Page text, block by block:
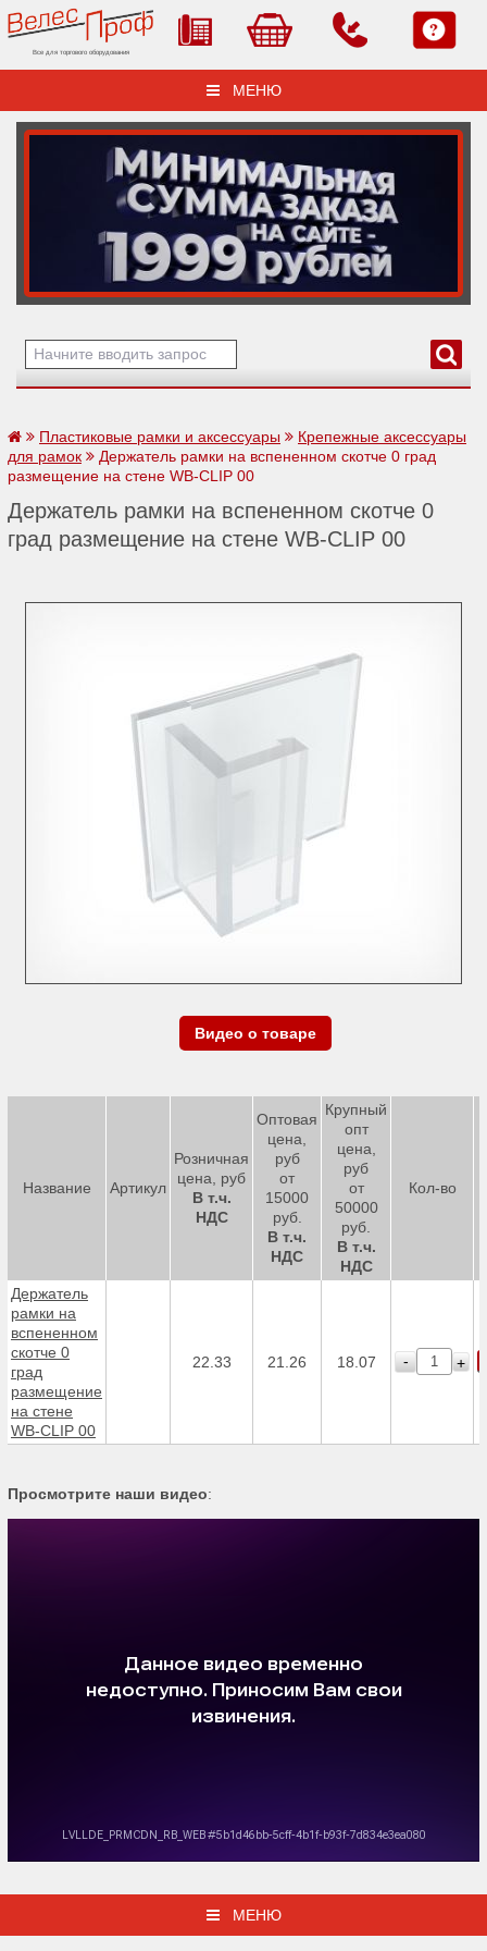
Все для торгового оборудования
МЕНЮ
Пластиковые рамки и аксессуары
Крепежные аксессуары
для рамок
Держатель рамки на вспененном скотче 0 град
размещение на стене WB-CLIP 00
Держатель рамки на вспененном скотче 0
град размещение на стене WB-CLIP 00
Видео о товаре
Название Артикул
Розничная
цена, руб
В т.ч.
НДС
Оптовая
цена,
руб
от
15000
руб.
В т.ч.
НДС
Крупный
опт
цена,
руб
от
50000
руб.
В т.ч.
НДС
Кол-во
Держатель
рамки на
вспененном
скотче 0
град
размещение
на стене
WB-CLIP 00
22.33 21.26 18.07 - +
Просмотрите наши видео:
МЕНЮ